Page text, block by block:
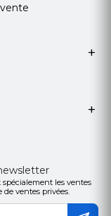
spécialement les ventes
de ventes privées.